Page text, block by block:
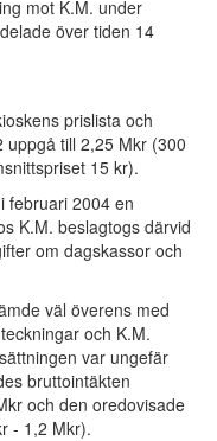
mot K.M. under
över tiden 14
prislista och
till 2,25 Mkr (300
15 kr).
februari 2004 en
K.M. beslagtogs därvid
om dagskassor och
väl överens med
och K.M.
var ungefär
bruttointäkten
och den oredovisade
- 1,2 Mkr).